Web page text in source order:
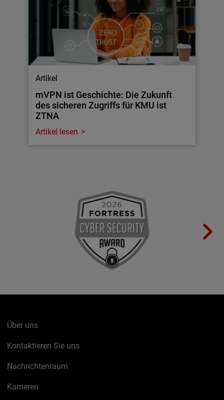
Artikel
mVPN ist Geschichte: Die Zukunft
des sicheren Zugriffs für KMU ist
ZTNA
Artikel lesen
Über uns
Kontaktieren Sie uns
Nachrichtenraum
Karrieren